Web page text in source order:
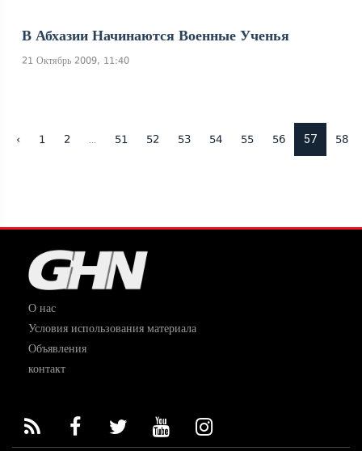
В Абхазии Начинаются Военные Ученья
21 Октябрь 2009, 11:40
‹ 1 2 51 52 53 54 55 56 57 58
О нас
Условия использования материала
Объявления
контакт